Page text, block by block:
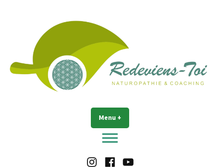
Redeviens-toi Menu +
Instagram
FacebookYoutube